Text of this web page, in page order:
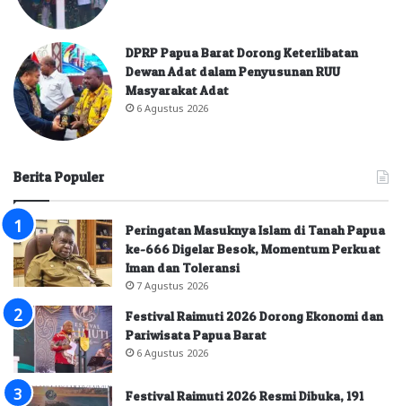
DPRP Papua Barat Dorong Keterlibatan
Dewan Adat dalam Penyusunan RUU
Masyarakat Adat
6 Agustus 2026
Berita Populer
Peringatan Masuknya Islam di Tanah Papua
ke-666 Digelar Besok, Momentum Perkuat
Iman dan Toleransi
7 Agustus 2026
Festival Raimuti 2026 Dorong Ekonomi dan
Pariwisata Papua Barat
6 Agustus 2026
Festival Raimuti 2026 Resmi Dibuka, 191